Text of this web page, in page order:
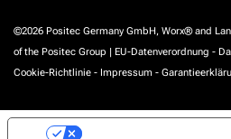
©2026 Positec Germany GmbH, Worx® and
of the Positec Group | EU-Datenverordnung -
Cookie-Richtlinie - Impressum -
Ihre